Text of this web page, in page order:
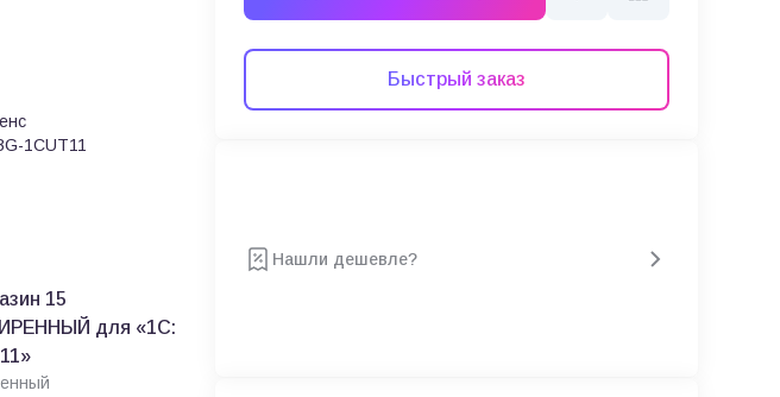
1CUT11
15
для «1С:
Быстрый заказ
Нашли дешевле?